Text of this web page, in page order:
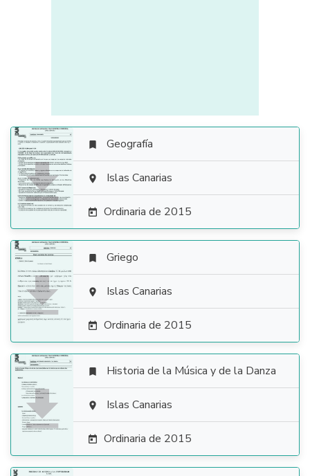

 Geografía
 Islas Canarias
 Ordinaria de 2015

 Griego
 Islas Canarias
 Ordinaria de 2015

 Historia de la Música y de la Danza
 Islas Canarias
 Ordinaria de 2015